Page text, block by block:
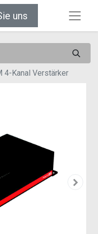
uns
4-Kanal Verstärker